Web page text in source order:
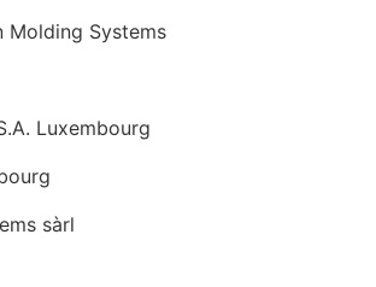
Molding Systems
Luxembourg
sàrl